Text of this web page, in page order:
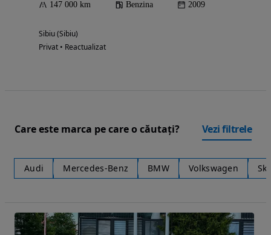
147 000 km Benzina 2009
Sibiu (Sibiu)
Privat • Reactualizat
Care este marca pe care o căutați? Vezi filtrele
Audi Mercedes-Benz BMW Volkswagen